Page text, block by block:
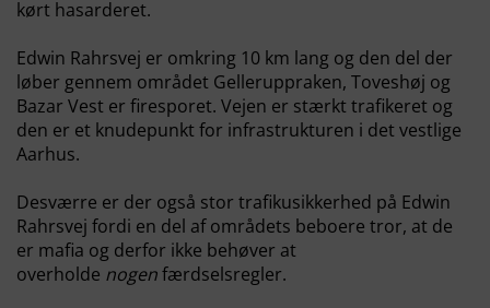
kørt hasarderet.
Edwin Rahrsvej er omkring 10 km lang og den del der
løber gennem området Gelleruppraken, Toveshøj og
Bazar Vest er firesporet. Vejen er stærkt trafikeret og
den er et knudepunkt for infrastrukturen i det vestlige
Aarhus.
Desværre er der også stor trafikusikkerhed på Edwin
Rahrsvej fordi en del af områdets beboere tror, at de
er mafia og derfor ikke behøver at
overholde nogenfærdselsregler.